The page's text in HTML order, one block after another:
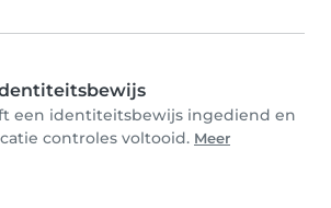
een identiteitsbewijs ingediend en
controles voltooid. Meer